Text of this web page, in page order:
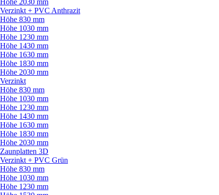
Höhe 2030 mm
Verzinkt + PVC Anthrazit
Höhe 830 mm
Höhe 1030 mm
Höhe 1230 mm
Höhe 1430 mm
Höhe 1630 mm
Höhe 1830 mm
Höhe 2030 mm
Verzinkt
Höhe 830 mm
Höhe 1030 mm
Höhe 1230 mm
Höhe 1430 mm
Höhe 1630 mm
Höhe 1830 mm
Höhe 2030 mm
Zaunplatten 3D
Verzinkt + PVC Grün
Höhe 830 mm
Höhe 1030 mm
Höhe 1230 mm